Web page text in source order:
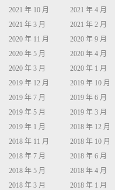
2021 年 10 月
2021 年 4 月
2021 年 3 月
2021 年 2 月
2020 年 11 月
2020 年 9 月
2020 年 5 月
2020 年 4 月
2020 年 3 月
2020 年 1 月
2019 年 12 月
2019 年 10 月
2019 年 7 月
2019 年 6 月
2019 年 5 月
2019 年 3 月
2019 年 1 月
2018 年 12 月
2018 年 11 月
2018 年 10 月
2018 年 7 月
2018 年 6 月
2018 年 5 月
2018 年 4 月
2018 年 3 月
2018 年 1 月